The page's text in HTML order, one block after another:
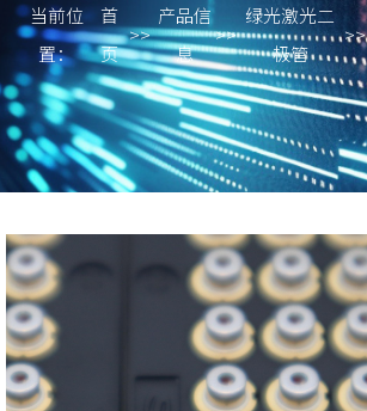
当前位
置：
首
页
>>
产品信
息
>>
绿光激光二
极管
>>